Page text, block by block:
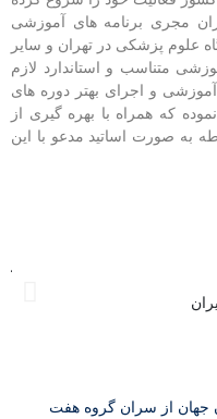
مجری برنامه های آموزشی
علوم پزشکی در تهران و سایر
متناسب و استاندارد لازم
آموزشی و اجرای بهتر دوره های
که همراه با بهره گیری از
به صورت اساتید مدعو با این